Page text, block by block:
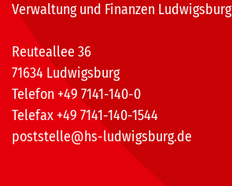
Verwaltung und Finanzen Ludwigsburg
Reuteallee 36
71634 Ludwigsburg
Telefon +49 7141-140-0
Telefax +49 7141-140-1544
poststelle@hs-ludwigsburg.de